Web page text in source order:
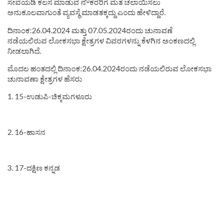
ಸೇವೆಯಡಿ ಕೆಲಸ ಮಾಡುವ ನೌಕರರಿಗೆ ಮತ ಚಲಾಯಿಸಲು
ಅನುಕೂಲವಾಗುಂತೆ ವ್ಯವಸ್ಥೆ ಮಾಡತಕ್ಕದ್ದು ಎಂದು ಹೇಳಿದ್ದಾರೆ.
ದಿನಾಂಕ:26.04.2024 ಮತ್ತು 07.05.2024ರಂದು ಚುನಾವಣೆ
ನಡೆಯಲಿರುವ ಲೋಕಸಭಾ ಕ್ಷೇತ್ರಗಳ ವಿವರಗಳನ್ನು ಕೆಳಗಿನ ಅಂಕಣದಲ್ಲಿ
ನೀಡಲಾಗಿದೆ.
ಮೊದಲ ಹಂತದಲ್ಲಿ ದಿನಾಂಕ:26.04.2024ರಂದು ನಡೆಯಲಿರುವ ಲೋಕಸಭಾ
ಚುನಾವಣಾ ಕ್ಷೇತ್ರಗಳ ಹೆಸರು
1. 15-ಉಡುಪಿ-ಚಿಕ್ಕಮಗಳೂರು
2. 16-ಹಾಸನ
3. 17-ದಕ್ಷಿಣ ಕನ್ನಡ